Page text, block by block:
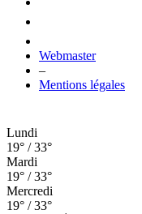
Webmaster
–
Mentions légales
Lundi
19° / 33°
Mardi
19° / 33°
Mercredi
19° / 33°